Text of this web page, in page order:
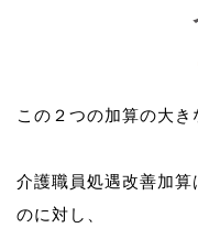
この２つの加算の大き
介護職員処遇改善加